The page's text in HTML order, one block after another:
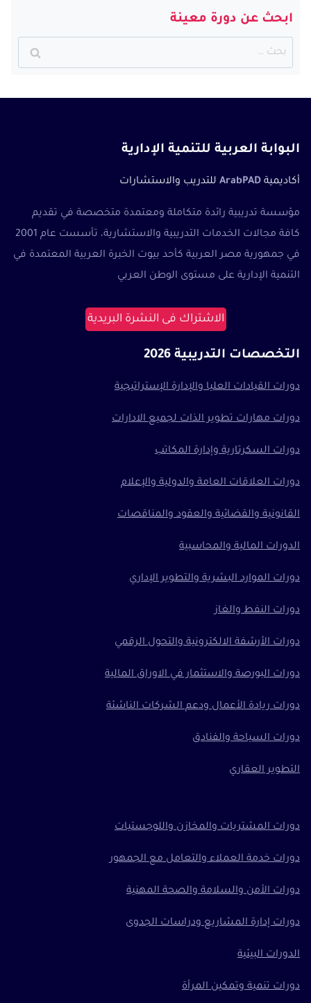
ابحث عن دورة معينة
البحث
عن:
البوابة العربية للتنمية الإدارية
أكاديمية ArabPAD للتدريب والاستشارات
مؤسسة تدريبية رائدة متكاملة ومعتمدة متخصصة في تقديم
كافة مجالات الخدمات التدريبية والاستشارية، تأسست عام 2001
في جمهورية مصر العربية كأحد بيوت الخبرة العربية المعتمدة في
التنمية الإدارية على مستوى الوطن العربي
الاشتراك فى النشرة البريدية
التخصصات التدريبية 2026
دورات القيادات العليا والإدارة الإستراتيجية
دورات مهارات تطوير الذات لجميع الادارات
دورات السكرتارية وإدارة المكاتب
دورات العلاقات العامة والدولية والإعلام
القانونية والقضائية والعقود والمناقصات
الدورات المالية والمحاسبية
دورات الموارد البشرية والتطوير الإداري
دورات النفط والغاز
دورات الأرشفة الالكترونية والتحول الرقمي
دورات البورصة والاستثمار في الاوراق المالية
دورات ريادة الأعمال ودعم الشركات الناشئة
دورات السياحة والفنادق
التطوير العقاري
دورات المشتريات والمخازن واللوجستيات
دورات خدمة العملاء والتعامل مع الجمهور
دورات الأمن والسلامة والصحة المهنية
دورات إدارة المشاريع ودراسات الجدوى
الدورات البيئية
دورات تنمية وتمكين المرأة